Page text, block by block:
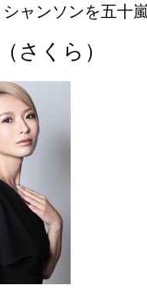
シャンソンを五十
さくら）